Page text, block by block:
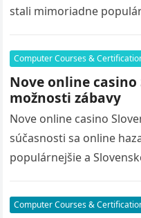
stali mimoriadne
Computer Courses &
Nove online
možnosti zábavy
Nove online casino
súčasnosti sa online
populárnejšie a
Computer Courses &